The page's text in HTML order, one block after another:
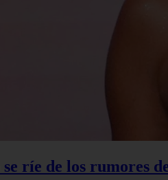
ríe de los rumores